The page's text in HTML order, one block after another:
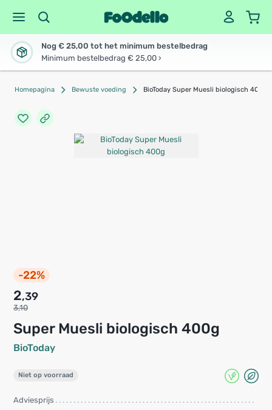
Nog € 25,00 tot het minimum bestelbedrag
Minimum bestelbedrag € 25,00 ›
Homepagina Bewuste voeding BioToday Super Muesli biologisch 400g
-22%
Super Muesli biologisch 400g
BioToday
2,39
3,10
Niet op voorraad
Adviesprijs